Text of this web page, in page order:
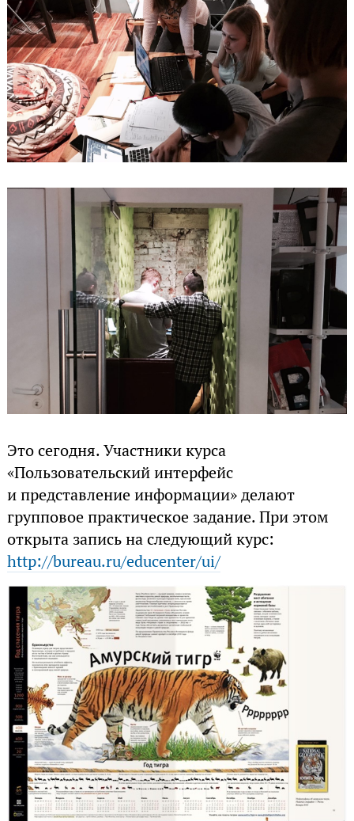
Это сегодня. Участники курса
«Пользовательский интерфейс
и представление информации» делают
групповое практическое задание. При этом
открыта запись на следующий курс:
http://bureau.ru/educenter/ui/